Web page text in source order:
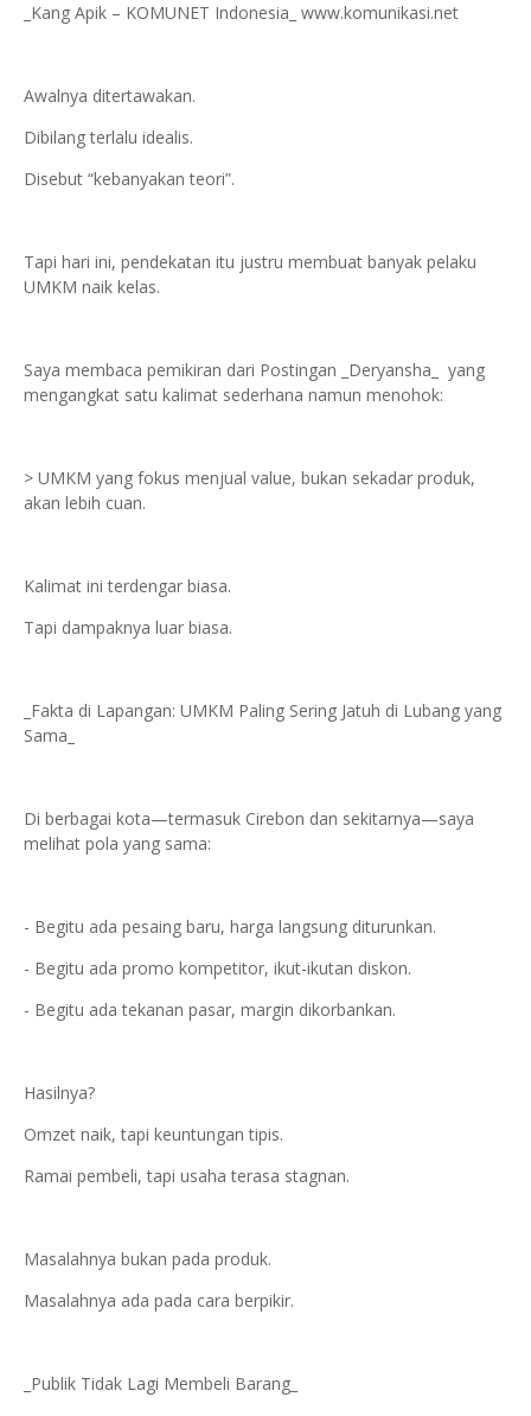
_Kang Apik – KOMUNET Indonesia_ www.komunikasi.net
Awalnya ditertawakan.
Dibilang terlalu idealis.
Disebut “kebanyakan teori”.
Tapi hari ini, pendekatan itu justru membuat banyak pelaku
UMKM naik kelas.
Saya membaca pemikiran dari Postingan _Deryansha_ yang
mengangkat satu kalimat sederhana namun menohok:
> UMKM yang fokus menjual value, bukan sekadar produk,
akan lebih cuan.
Kalimat ini terdengar biasa.
Tapi dampaknya luar biasa.
_Fakta di Lapangan: UMKM Paling Sering Jatuh di Lubang yang
Sama_
Di berbagai kota—termasuk Cirebon dan sekitarnya—saya
melihat pola yang sama:
- Begitu ada pesaing baru, harga langsung diturunkan.
- Begitu ada promo kompetitor, ikut-ikutan diskon.
- Begitu ada tekanan pasar, margin dikorbankan.
Hasilnya?
Omzet naik, tapi keuntungan tipis.
Ramai pembeli, tapi usaha terasa stagnan.
Masalahnya bukan pada produk.
Masalahnya ada pada cara berpikir.
_Publik Tidak Lagi Membeli Barang_